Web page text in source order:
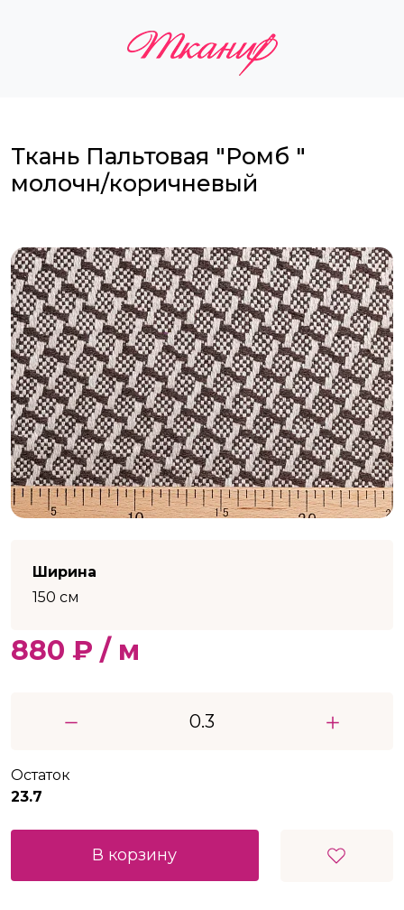
Ткань Пальтовая "Ромб "
молочн/коричневый
Ширина
150 см
880 ₽ / м
Остаток
23.7
В корзину